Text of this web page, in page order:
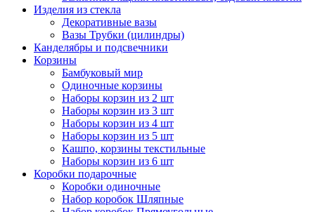
Изделия из стекла
Декоративные вазы
Вазы Трубки (цилиндры)
Канделябры и подсвечники
Корзины
Бамбуковый мир
Одиночные корзины
Наборы корзин из 2 шт
Наборы корзин из 3 шт
Наборы корзин из 4 шт
Наборы корзин из 5 шт
Кашпо, корзины текстильные
Наборы корзин из 6 шт
Коробки подарочные
Коробки одиночные
Набор коробок Шляпные